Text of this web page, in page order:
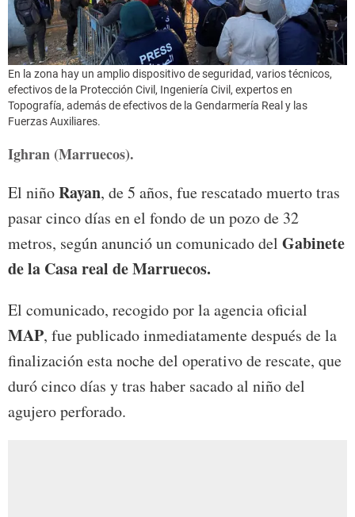
En la zona hay un amplio dispositivo de seguridad, varios técnicos,
efectivos de la Protección Civil, Ingeniería Civil, expertos en
Topografía, además de efectivos de la Gendarmería Real y las
Fuerzas Auxiliares.
Ighran (Marruecos).
El niñoRayan, de 5 años, fue rescatado muerto tras
pasar cinco días en el fondo de un pozo de 32
metros, según anunció un comunicado del Gabinete
de la Casa real de Marruecos.
El comunicado, recogido por la agencia oficial
MAP, fue publicado inmediatamente después de la
finalización esta noche del operativo de rescate, que
duró cinco días y tras haber sacado al niño del
agujero perforado.